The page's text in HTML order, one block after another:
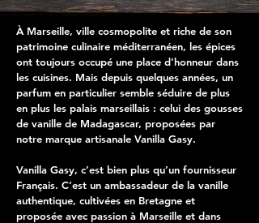
À Marseille, ville cosmopolite et riche de son
patrimoine culinaire méditerranéen, les épices
ont toujours occupé une place d’honneur dans
les cuisines. Mais depuis quelques années, un
parfum en particulier semble séduire de plus
en plus les palais marseillais : celui des gousses
de vanille de Madagascar, proposées par
notre marque artisanale Vanilla Gasy.
Vanilla Gasy, c’est bien plus qu’un fournisseur
Français. C’est un ambassadeur de la vanille
authentique, cultivées en Bretagne et
proposée avec passion à Marseille et dans